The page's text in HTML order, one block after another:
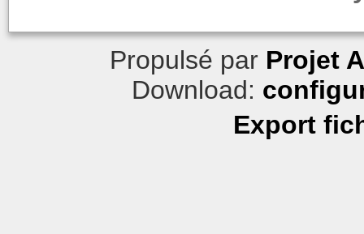
Propulsé par Projet
Download:
Export